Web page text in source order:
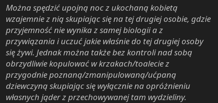
Można spędzić upojną noc z ukochaną kobietą
wzajemnie z nią skupiając się na tej drugiej osobie, gdzie
przyjemność nie wynika z samej biologii a z
przywiązania i uczuć jakie właśnie do tej drugiej osoby
się żywi. Jednak można także bez kontroli nad sobą
obrzydliwie kopulować w krzakach/toalecie z
przygodnie poznaną/zmanipulowaną/ućpaną
dziewczyną skupiając się wyłącznie na opróżnieniu
własnych jąder z przechowywanej tam wydzieliny.